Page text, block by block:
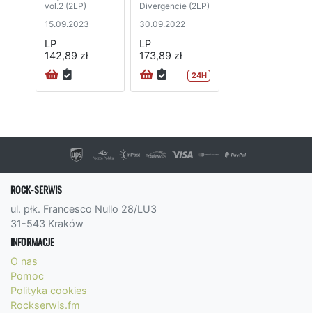
vol.2 (2LP)
15.09.2023
LP
142,89 zł
Divergencie (2LP)
30.09.2022
LP
173,89 zł
24H
ROCK-SERWIS
ul. płk. Francesco Nullo 28/LU3
31-543 Kraków
INFORMACJE
O nas
Pomoc
Polityka cookies
Rockserwis.fm